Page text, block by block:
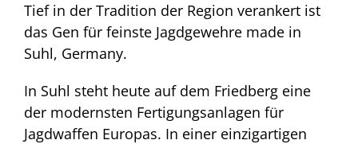
Tief in der Tradition der Region verankert ist
das Gen für feinste Jagdgewehre made in
Suhl, Germany.
In Suhl steht heute auf dem Friedberg eine
der modernsten Fertigungsanlagen für
Jagdwaffen Europas. In einer einzigartigen